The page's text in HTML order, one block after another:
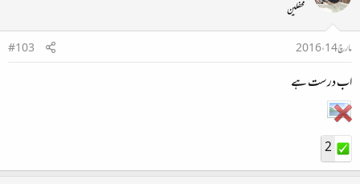
محفلین
مارچ 14، 2016
#103
اب درست ہے
2